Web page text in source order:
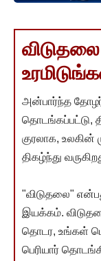
அன்பார்ந்த
தொடங்கப்பட்டு,
குரலாக, உலகின்
திகழ்ந்து
"விடுதலை"
இயக்கம்.
தொடர, உங்கள்
பெரியார்